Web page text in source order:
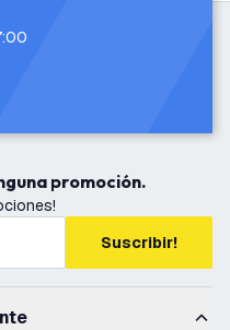
promoción.
Suscribir!